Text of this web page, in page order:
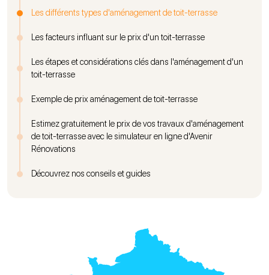
Les différents types d'aménagement de toit-terrasse
Les facteurs influant sur le prix d'un toit-terrasse
Les étapes et considérations clés dans l'aménagement d'un
toit-terrasse
Exemple de prix aménagement de toit-terrasse
Estimez gratuitement le prix de vos travaux d'aménagement
de toit-terrasse avec le simulateur en ligne d'Avenir
Rénovations
Découvrez nos conseils et guides